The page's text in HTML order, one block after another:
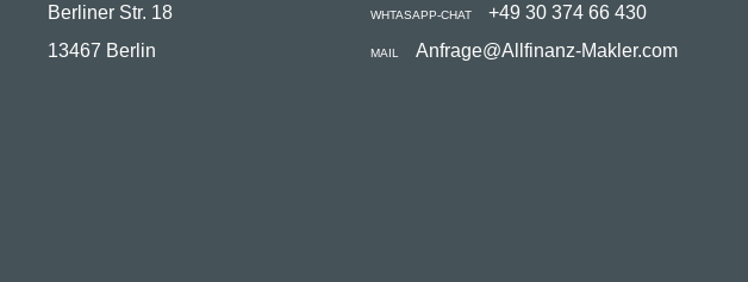
Berliner Str. 18
13467 Berlin
WHTASAPP-CHAT +49 30 374 66 430
MAIL Anfrage@Allfinanz-Makler.com